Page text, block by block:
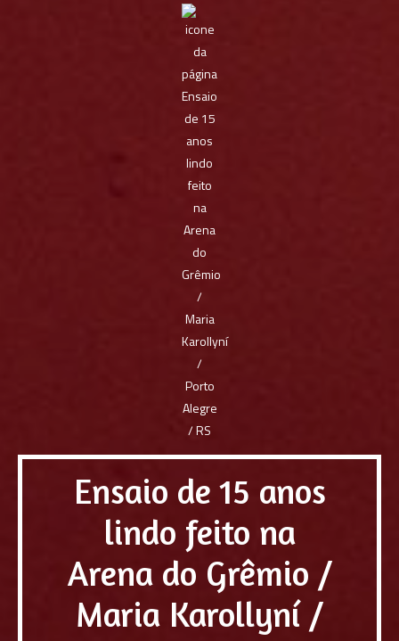
Ensaio de 15 anos
lindo feito na
Arena do Grêmio /
Maria Karollyní /